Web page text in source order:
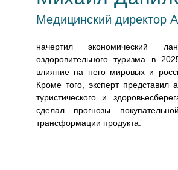
Медицинский директор
начертил экономический
оздоровительного туризма в
влияние на него мировых и
Кроме того, эксперт представил
туристического и
сделал прогнозы
трансформации продукта.